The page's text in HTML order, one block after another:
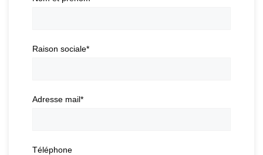
Raison sociale*
Adresse mail*
Téléphone